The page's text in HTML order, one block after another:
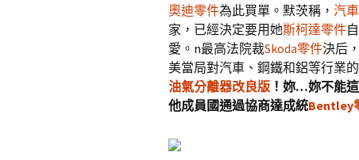
奧迪零件為此買單。默茨稱， 汽
家，已經決定要用她斯柯達零件
愛。n最高法院裁Skoda零件決后
美當局對汽車、鋼鐵和鋁等行業
油氣分離器改良版 ！妳…妳不能
他成員國通過協商達成統Bentley